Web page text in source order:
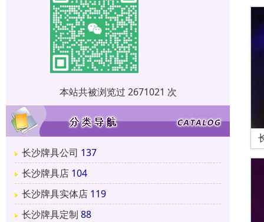
本站共被浏览过 2671021 次
长沙牌具公司 137
长沙牌具店 104
长沙牌具实体店 119
长沙牌具定制 88